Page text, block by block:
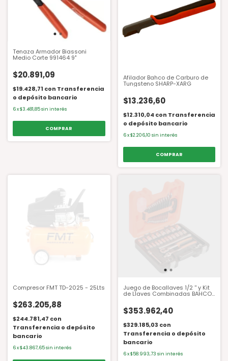
Tenaza Armador Biassoni
Medio Corte 991464 9"
$20.891,09
$19.428,71 con Transferencia
o depósito bancario
6x$3.481,85sin interés
Afilador Bahco de Carburo de
Tungsteno SHARP-XARG
$13.236,60
$12.310,04 con Transferencia
o depósito bancario
6 x$2.206,10 sin interés
Compresor FMT TD-2025 - 25Lts
$263.205,88
$244.781,47 con
Transferencia o depósito
bancario
6x$43.867,65sin interés
Juego de Bocallaves 1/2 '' y Kit
de Llaves Combinadas BAHCO
$353.962,40
$329.185,03 con
Transferencia o depósito
bancario
6 x$58.993,73 sin interés